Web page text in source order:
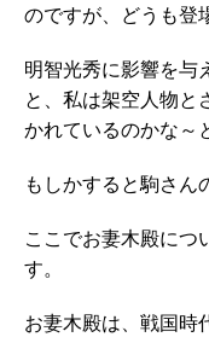
のですが、どうも登
明智光秀に影響を与
と、私は架空人物と
かれているのかな～
もしかすると駒さん
ここでお妻木殿につ
す。
お妻木殿は、戦国時